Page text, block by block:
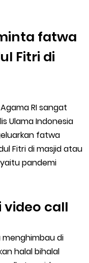
fatwa
Fitri di
RI sangat
Ulama Indonesia
fatwa
Fitri di masjid atau
pandemi
video call
di
halal bihalal